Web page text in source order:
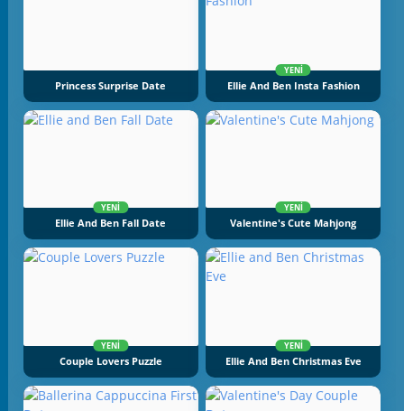
Princess Surprise Date
YENI
Ellie And Ben Insta Fashion
YENI
Ellie And Ben Fall Date
YENI
Valentine's Cute Mahjong
YENI
Couple Lovers Puzzle
YENI
Ellie And Ben Christmas Eve